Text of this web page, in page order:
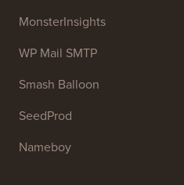
MonsterInsights
WP Mail SMTP
Smash Balloon
SeedProd
Nameboy